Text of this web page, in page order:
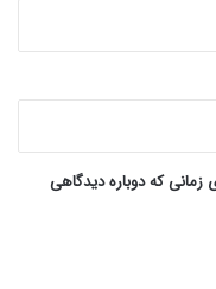
زمانی که دوباره دیدگاهی